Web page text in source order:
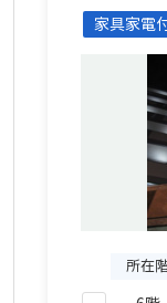
家具家電
所在